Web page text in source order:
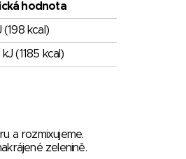
hodnota
(198 kcal)
(1185 kcal)
a rozmixujeme.
zelenině.